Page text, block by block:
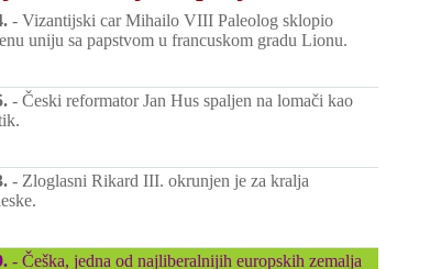
- Vizantijski car Mihailo VIII Paleolog sklopio
uniju sa papstvom u francuskom gradu Lionu.
- Česki reformator Jan Hus spaljen na lomači kao
- Zloglasni Rikard III. okrunjen je za kralja
- Češka, jedna od najliberalnijih europskih zemalja